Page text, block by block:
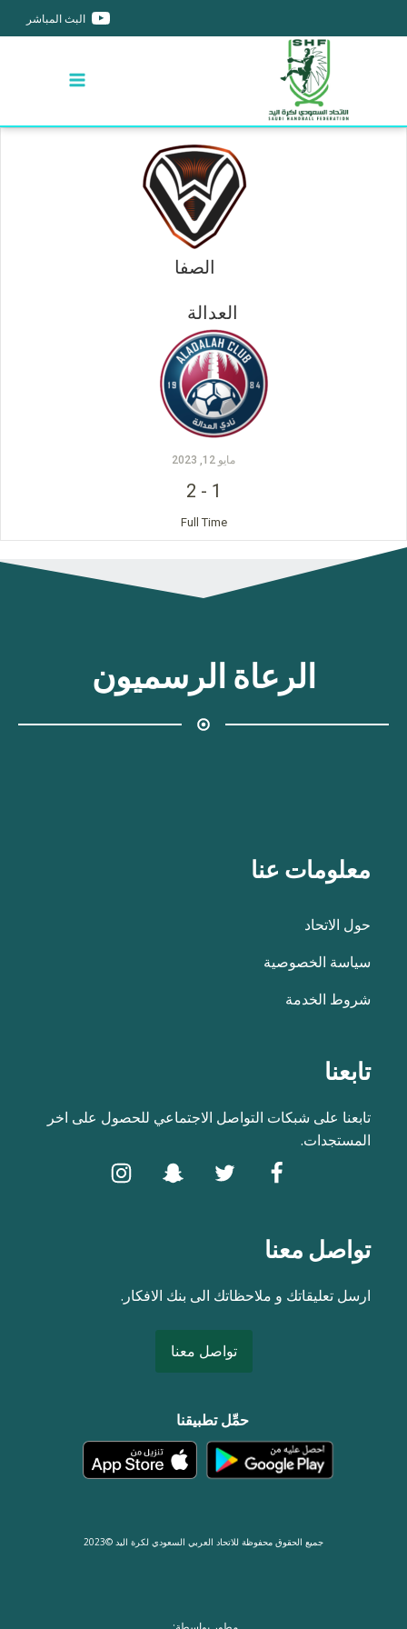
البث المباشر
الصفا
العدالة
مايو 12, 2023
1
-
2
Full Time
الرعاة الرسميون
معلومات عنا
حول الاتحاد
سياسة الخصوصية
شروط الخدمة
تابعنا
تابعنا على شبكات التواصل الاجتماعي للحصول على اخر
المستجدات.
تواصل معنا
ارسل تعليقاتك و ملاحظاتك الى بنك الافكار.
تواصل معنا
حمِّل تطبيقنا
جميع الحقوق محفوظة للاتحاد العربي السعودي لكرة اليد ©2023